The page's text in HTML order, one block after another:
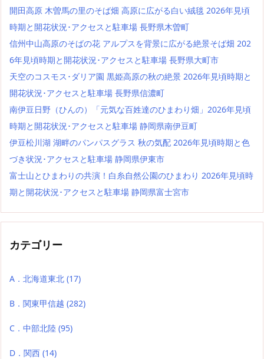
開田高原 木曽馬の里のそば畑 高原に広がる白い絨毯 2026年見頃
時期と開花状況･アクセスと駐車場 長野県木曽町
信州中山高原のそばの花 アルプスを背景に広がる絶景そば畑 202
6年見頃時期と開花状況･アクセスと駐車場 長野県大町市
天空のコスモス･ダリア園 黒姫高原の秋の絶景 2026年見頃時期と
開花状況･アクセスと駐車場 長野県信濃町
南伊豆日野（ひんの）「元気な百姓達のひまわり畑」2026年見頃
時期と開花状況･アクセスと駐車場 静岡県南伊豆町
伊豆松川湖 湖畔のパンパスグラス 秋の気配 2026年見頃時期と色
づき状況･アクセスと駐車場 静岡県伊東市
富士山とひまわりの共演！白糸自然公園のひまわり 2026年見頃時
期と開花状況･アクセスと駐車場 静岡県富士宮市
カテゴリー
A．北海道東北 (17)
B．関東甲信越 (282)
C．中部北陸 (95)
D．関西 (14)